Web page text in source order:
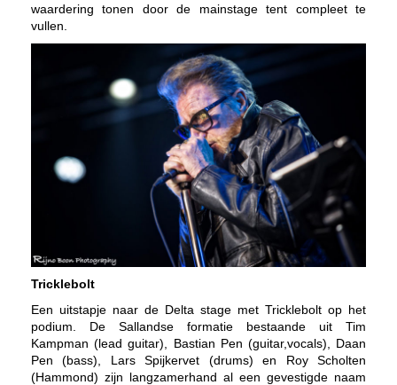
waardering tonen door de mainstage tent compleet te
vullen.
Tricklebolt
Een uitstapje naar de Delta stage met Tricklebolt op het
podium. De Sallandse formatie bestaande uit Tim
Kampman (lead guitar), Bastian Pen (guitar,vocals), Daan
Pen (bass), Lars Spijkervet (drums) en Roy Scholten
(Hammond) zijn langzamerhand al een gevestigde naam